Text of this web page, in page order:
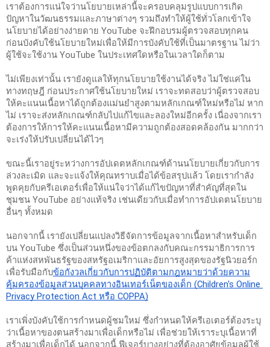
เราต้องการแน่ใจว่านโยบายเหล่านี้จะครอบคลุมรูปแบบการเกิด
ปัญหาในวัฒนธรรมและภาษาต่างๆ รวมถึงทำให้ผู้ใช้ทั่วโลกเข้าใจ
นโยบายได้อย่างง่ายดาย YouTube จะฝึกอบรมผู้ตรวจสอบทุกคน
ก่อนบังคับใช้นโยบายใหม่เพื่อให้มีการบังคับใช้ที่เป็นมาตรฐาน ไม่ว่า
ผู้ใช้จะใช้งาน YouTube ในประเทศใดหรือในเวลาใดก็ตาม
ไม่เพียงเท่านั้น เรายังดูแลให้ทุกนโยบายใช้งานได้จริง ไม่ใช่แค่ใน
ทางทฤษฎี ก่อนประกาศใช้นโยบายใหม่ เราจะทดสอบว่าผู้ตรวจสอบ
ให้คะแนนเนื้อหาได้ถูกต้องแม่นยำสูงตามหลักเกณฑ์ใหม่หรือไม่ หาก
ไม่ เราจะส่งหลักเกณฑ์กลับไปแก้ไขและลองใหม่อีกครั้ง เนื่องจากเรา
ต้องการให้การให้คะแนนเนื้อหามีความถูกต้องสอดคล้องกัน มากกว่า
จะเร่งให้ปรับเปลี่ยนได้ไวๆ
ขณะนี้เราอยู่ระหว่างการอัปเดตหลักเกณฑ์ด้านนโยบายเกี่ยวกับการ
ล่วงละเมิด และจะแจ้งให้คุณทราบเมื่อได้ข้อสรุปแล้ว โดยเรากำลัง
พูดคุยกับครีเอเตอร์เพื่อให้แน่ใจว่าได้แก้ไขปัญหาที่สำคัญที่สุดใน
ชุมชน YouTube อย่างแท้จริง เช่นเดียวกับเมื่อทำการอัปเดตนโยบาย
อื่นๆ ทั้งหมด
นอกจากนี้ เรายังเปลี่ยนแปลงวิธีจัดการข้อมูลจากเนื้อหาสำหรับเด็ก
บน YouTube ซึ่งเป็นส่วนหนึ่งของข้อตกลงกับคณะกรรมาธิการการ
ค้าแห่งสหพันธรัฐของสหรัฐอเมริกาและอัยการสูงสุดของรัฐนิวยอร์ก
เพื่อรับมือกับข้อกังวลเกี่ยวกับการปฏิบัติตามกฎหมายว่าด้วยความ
คุ้มครองข้อมูลส่วนบุคคลทางอินเทอร์เน็ตของเด็ก (Children's Online
Privacy Protection Act หรือ COPPA)
เราเพิ่งบังคับใช้การกำหนดผู้ชมใหม่ ซึ่งกำหนดให้ครีเอเตอร์ต้องระบุ
ว่าเนื้อหาของตนสร้างมาเพื่อเด็กหรือไม่ เพื่อช่วยให้เราระบุเนื้อหาที่
สร้างมาเพื่อเด็กได้ นอกจากนี้ ฟีเจอร์บางอย่างที่ต้องอาศัยข้อมูลผู้ใช้